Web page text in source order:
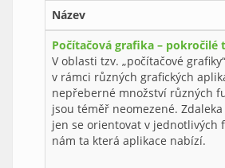
Název
Počítačová grafika – pokročilé
V oblasti tzv. „počítačové
v rámci různých grafických
nepřeberné množství různých
jsou téměř neomezené.
jen se orientovat v jednotlivých
nám ta která aplikace nabízí.